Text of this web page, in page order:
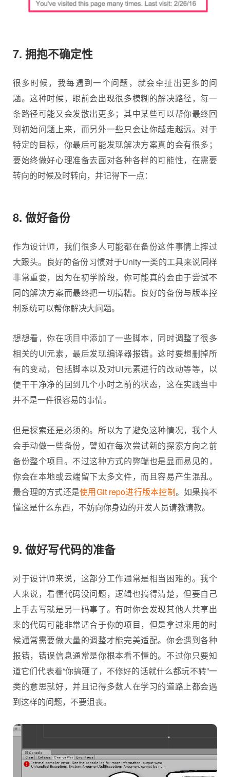
7. 拥抱不确定性
很多时候，我每遇到一个问题，就会牵扯出更多的问
题。这种时候，眼前会出现很多模糊的解决路径，每一
条路径可能又会发散出更多；其中某些可以帮你最终回
到初始问题上来，而另外一些只会让你越走越远。对于
特定的目标，你最后可能发现解决方案真的会有很多；
要始终做好心理准备去面对各种各样的可能性，在需要
转向的时候及时转向，并记得下一点：
8. 做好备份
作为设计师，我们很多人可能都在备份这件事情上摔过
大跟头。良好的备份习惯对于Unity一类的工具来说同样
非常重要，因为在初学阶段，你可能真的会由于尝试不
同的解决方案而最终把一切搞糟。良好的备份与版本控
制系统可以帮你解决大问题。
想想看，你在项目中添加了一些脚本，同时调整了很多
相关的UI元素，最后发现编译器报错。这时要想删掉所
有的变动，包括脚本以及对UI元素进行的改动等等，以
便干干净净的回到几个小时之前的状态，这在实践当中
并不是一件很容易的事情。
但是探索还是必须的。所以为了避免这种情况，我个人
会手动做一些备份，譬如在每次尝试新的探索方向之前
备份整个项目。不过这种方式的弊端也是显而易见的，
你会在本地或云端留下太多文件，而且容易产生混乱。
最合理的方式还是使用Git repo进行版本控制。如果搞不
懂这是什么东西，不妨向你身边的开发人员请教请教。
9. 做好写代码的准备
对于设计师来说，这部分工作通常是相当困难的。我个
人来说，看懂代码没问题，逻辑也搞得清楚，但要自己
上手去写就是另一码事了。有时你会发现其他人共享出
来的代码可能非常适合于你的项目，但是拿过来用的时
候通常需要做大量的调整才能完美适配。你会遇到各种
报错，错误信息通常是你根本看不懂的。不过你只要知
道它们代表着“你搞砸了，不修好的话就什么都玩不转”一
类的意思就好，并且记得多数人在学习的道路上都会遇
到这样的问题，不要沮丧。